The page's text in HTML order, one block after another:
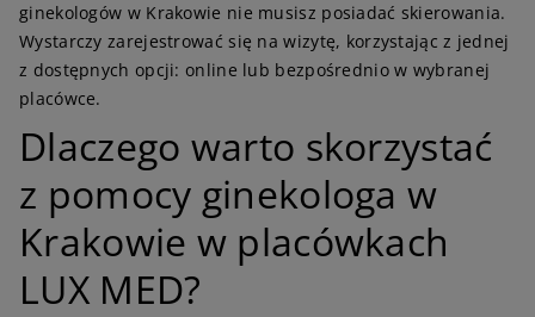
ginekologów w Krakowie nie musisz posiadać skierowania.
Wystarczy zarejestrować się na wizytę, korzystając z jednej
z dostępnych opcji: online lub bezpośrednio w wybranej
placówce.
Dlaczego warto skorzystać
z pomocy ginekologa w
Krakowie w placówkach
LUX MED?